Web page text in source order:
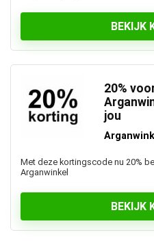
BEKIJK
20%
jou
Met deze kortingscode nu 20%
Arganwinkel
BEKIJK